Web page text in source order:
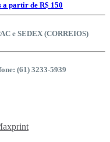
a partir de R$ 150
e SEDEX (CORREIOS)
(61) 3233-5939